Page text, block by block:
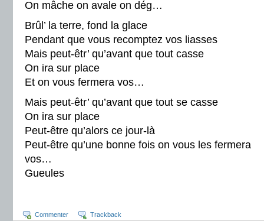
On mâche on avale on dég…
Brûl’ la terre, fond la glace
Pendant que vous recomptez vos liasses
Mais peut-êtr’ qu’avant que tout casse
On ira sur place
Et on vous fermera vos…
Mais peut-êtr’ qu’avant que tout se casse
On ira sur place
Peut-être qu’alors ce jour-là
Peut-être qu’une bonne fois on vous les fermera
vos…
Gueules
Commenter Trackback